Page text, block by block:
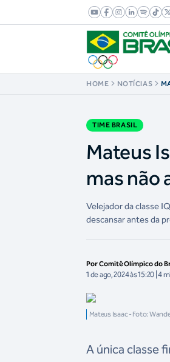
HOME NOTÍCIAS
TIME BRASIL
Mateus
mas não
Velejador da classe
descansar antes da
Por Comitê Olímpico do
1 de ago, 2024 às 15:20 | 4
Mateus Isaac - Foto:
A única classe